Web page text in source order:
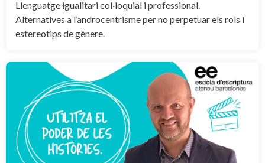
Llenguatge igualitari col·loquial i professional.
Alternatives a l’androcentrisme per no perpetuar els rols i
estereotips de gènere.